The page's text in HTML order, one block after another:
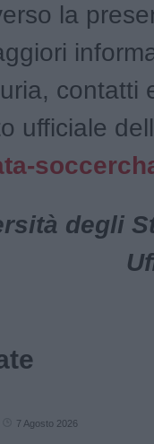
la
contatti
ufficiale
degli
7 Agosto 2026